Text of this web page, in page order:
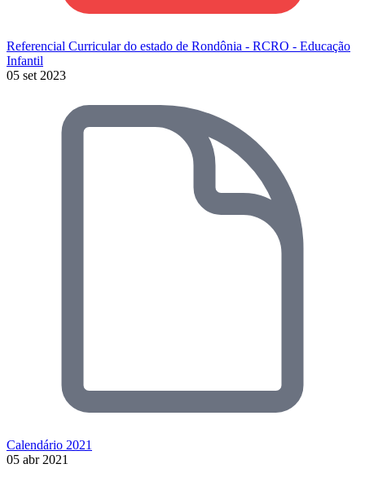
Referencial Curricular do estado de Rondônia - RCRO - Educação
Infantil
05 set 2023
Calendário 2021
05 abr 2021